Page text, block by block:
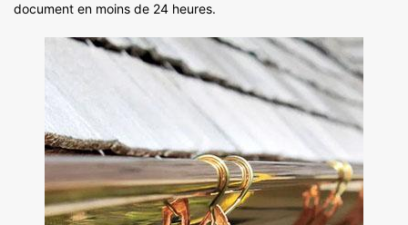
document en moins de 24 heures.